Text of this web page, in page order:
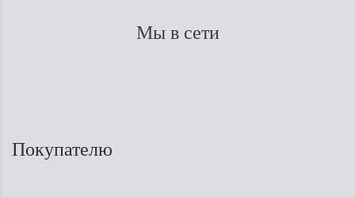
Мы в сети
Покупателю